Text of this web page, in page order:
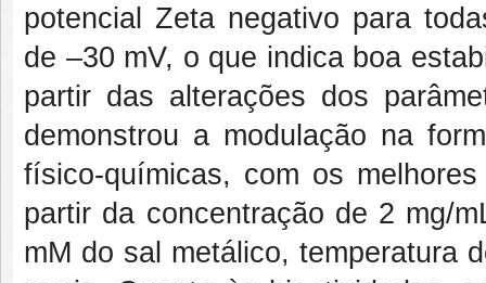
potencial Zeta negativo para
de –30 mV, o que indica boa
partir das alterações dos
demonstrou a modulação na
físico-químicas, com os
partir da concentração de 2 mg/
mM do sal metálico, temperatura